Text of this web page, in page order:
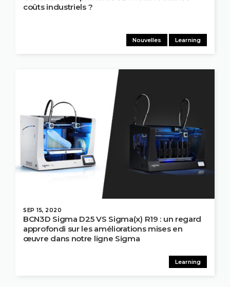
Nouvelles Learning
coûts industriels ?
SEP 15, 2020
Learning
BCN3D Sigma D25 VS Sigma(x) R19 : un regard
approfondi sur les améliorations mises en
œuvre dans notre ligne Sigma